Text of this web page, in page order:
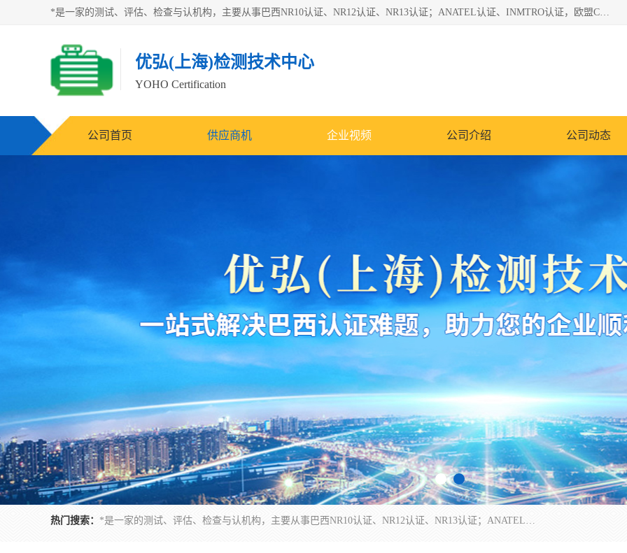
*是一家的测试、评估、检查与认机构，主要从事巴西NR10认证、NR12认证、NR13认证；ANATEL认证、INMTRO认证，欧盟CE认证：MD认证，PED认证，MID认证，ATEX认证，德国蓝色天使认证。
优弘(上海)检测技术中心
YOHO Certification
公司首页 供应商机 企业视频 公司介绍 公司动态
热门搜索： *是一家的测试、评估、检查与认机构，主要从事巴西NR10认证、NR12认证、NR13认证；ANATEL认证、INMTRO认证，欧盟CE认证：MD认证，PED认证，MID认证，ATEX认证，德国蓝色天使认证。